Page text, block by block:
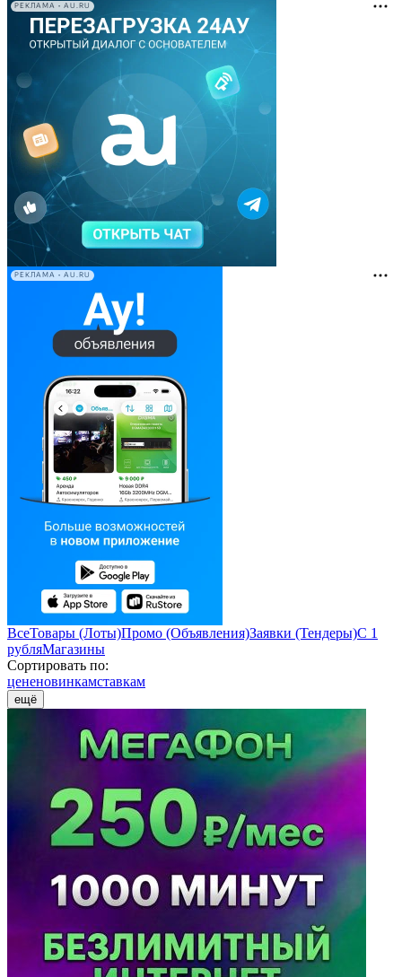
РЕКЛАМА • AU.RU
РЕКЛАМА • AU.RU
ВсеТовары (Лоты)Промо (Объявления)Заявки (Тендеры)С 1
рубляМагазины
Сортировать по:
цененовинкамставкам
ещё